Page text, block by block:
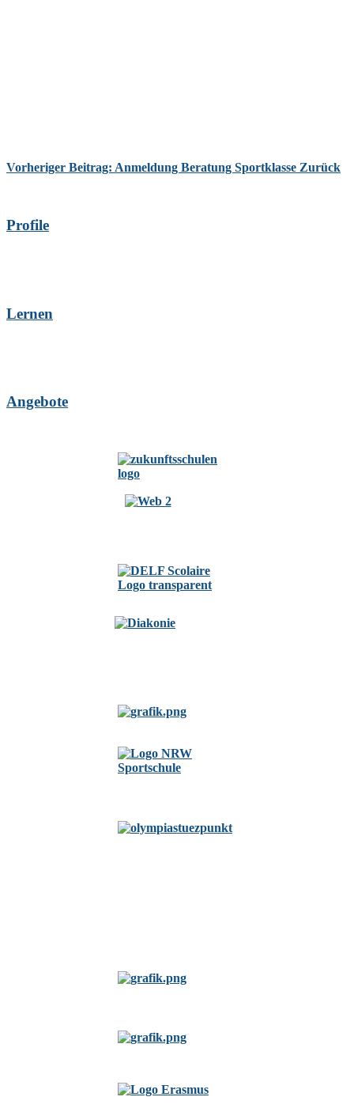
Vorheriger Beitrag: Anmeldung Beratung Sportklasse Zurück
Profile
Lernen
Angebote